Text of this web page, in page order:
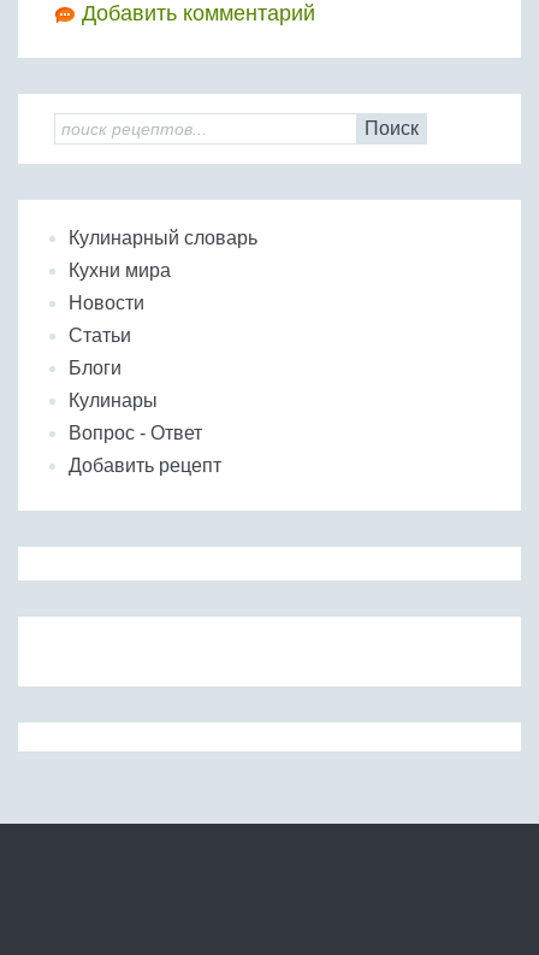
Добавить комментарий
Поиск
Кулинарный словарь
Кухни мира
Новости
Статьи
Блоги
Кулинары
Вопрос - Ответ
Добавить рецепт